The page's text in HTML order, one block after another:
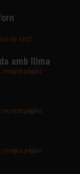
de 1907
amb llima
recepta pàgina
recepta pàgina
recepta pàgina